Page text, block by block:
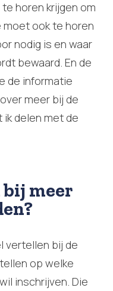
horen krijgen om
ook te horen
nodig is en waar
bewaard. En de
de informatie
meer bij de
ik delen met de
meer
vertellen bij de
op welke
inschrijven. Die